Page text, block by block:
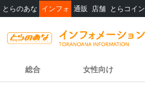
とらのあな インフォ 通販 店舗 とらコイン
総合 女性向け